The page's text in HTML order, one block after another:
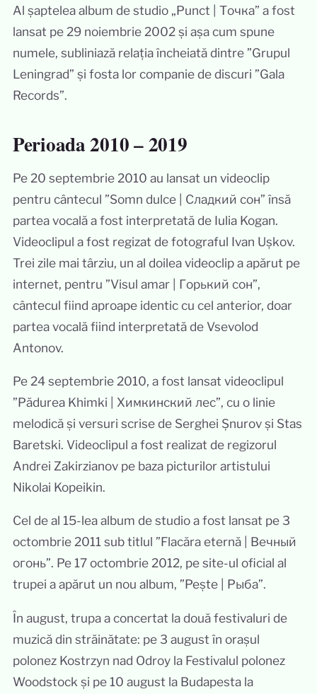
Al șaptelea album de studio „Punct | Точка” a fost
lansat pe 29 noiembrie 2002 și așa cum spune
numele, subliniază relația încheiată dintre ”Grupul
Leningrad” și fosta lor companie de discuri ”Gala
Records”.
Perioada 2010 – 2019
Pe 20 septembrie 2010 au lansat un videoclip
pentru cântecul ”Somn dulce | Сладкий сон” însă
partea vocală a fost interpretată de Iulia Kogan.
Videoclipul a fost regizat de fotograful Ivan Ușkov.
Trei zile mai târziu, un al doilea videoclip a apărut pe
internet, pentru ”Visul amar | Горький сон”,
cântecul fiind aproape identic cu cel anterior, doar
partea vocală fiind interpretată de Vsevolod
Antonov.
Pe 24 septembrie 2010, a fost lansat videoclipul
”Pădurea Khimki | Химкинский лес”, cu o linie
melodică și versuri scrise de Serghei Șnurov și Stas
Baretski. Videoclipul a fost realizat de regizorul
Andrei Zakirzianov pe baza picturilor artistului
Nikolai Kopeikin.
Cel de al 15-lea album de studio a fost lansat pe 3
octombrie 2011 sub titlul ”Flacăra eternă | Вечный
огонь”. Pe 17 octombrie 2012, pe site-ul oficial al
trupei a apărut un nou album, ”Pește | Рыба”.
În august, trupa a concertat la două festivaluri de
muzică din străinătate: pe 3 august în orașul
polonez Kostrzyn nad Odroy la Festivalul polonez
Woodstock și pe 10 august la Budapesta la